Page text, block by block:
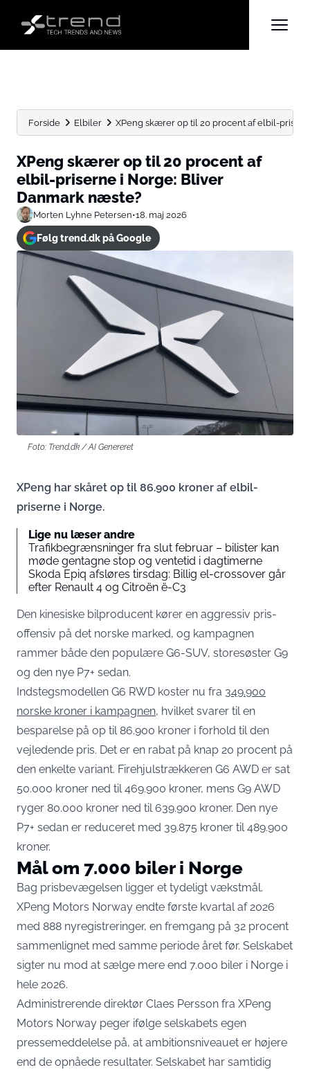
Forside Elbiler XPeng skærer op til 20 procent af elbil-
XPeng skærer op til 20 procent af
elbil-priserne i Norge: Bliver
Danmark næste?
Morten Lyhne Petersen•18. maj 2026
Følg trend.dk på Google
Foto: Trend.dk / AI Genereret
XPeng har skåret op til 86.900 kroner af elbil-
priserne i Norge.
Lige nu læser andre
Trafikbegrænsninger fra slut februar – bilister kan
møde gentagne stop og ventetid i dagtimerne
Skoda Epiq afsløres tirsdag: Billig el-crossover går
efter Renault 4 og Citroën ë-C3
Den kinesiske bilproducent kører en aggressiv pris-
offensiv på det norske marked, og kampagnen
rammer både den populære G6-SUV, storesøster G9
og den nye P7+ sedan.
Indstegsmodellen G6 RWD koster nu fra 349.900
norske kroner i kampagnen, hvilket svarer til en
besparelse på op til 86.900 kroner i forhold til den
vejledende pris. Det er en rabat på knap 20 procent på
den enkelte variant. Firehjulstrækkeren G6 AWD er sat
50.000 kroner ned til 469.900 kroner, mens G9 AWD
ryger 80.000 kroner ned til 639.900 kroner. Den nye
P7+ sedan er reduceret med 39.875 kroner til 489.900
kroner.
Mål om 7.000 biler i Norge
Bag prisbevægelsen ligger et tydeligt vækstmål.
XPeng Motors Norway endte første kvartal af 2026
med 888 nyregistreringer, en fremgang på 32 procent
sammenlignet med samme periode året før. Selskabet
sigter nu mod at sælge mere end 7.000 biler i Norge i
hele 2026.
Administrerende direktør Claes Persson fra XPeng
Motors Norway peger ifølge selskabets egen
pressemeddelelse på, at ambitionsniveauet er højere
end de opnåede resultater. Selskabet har samtidig